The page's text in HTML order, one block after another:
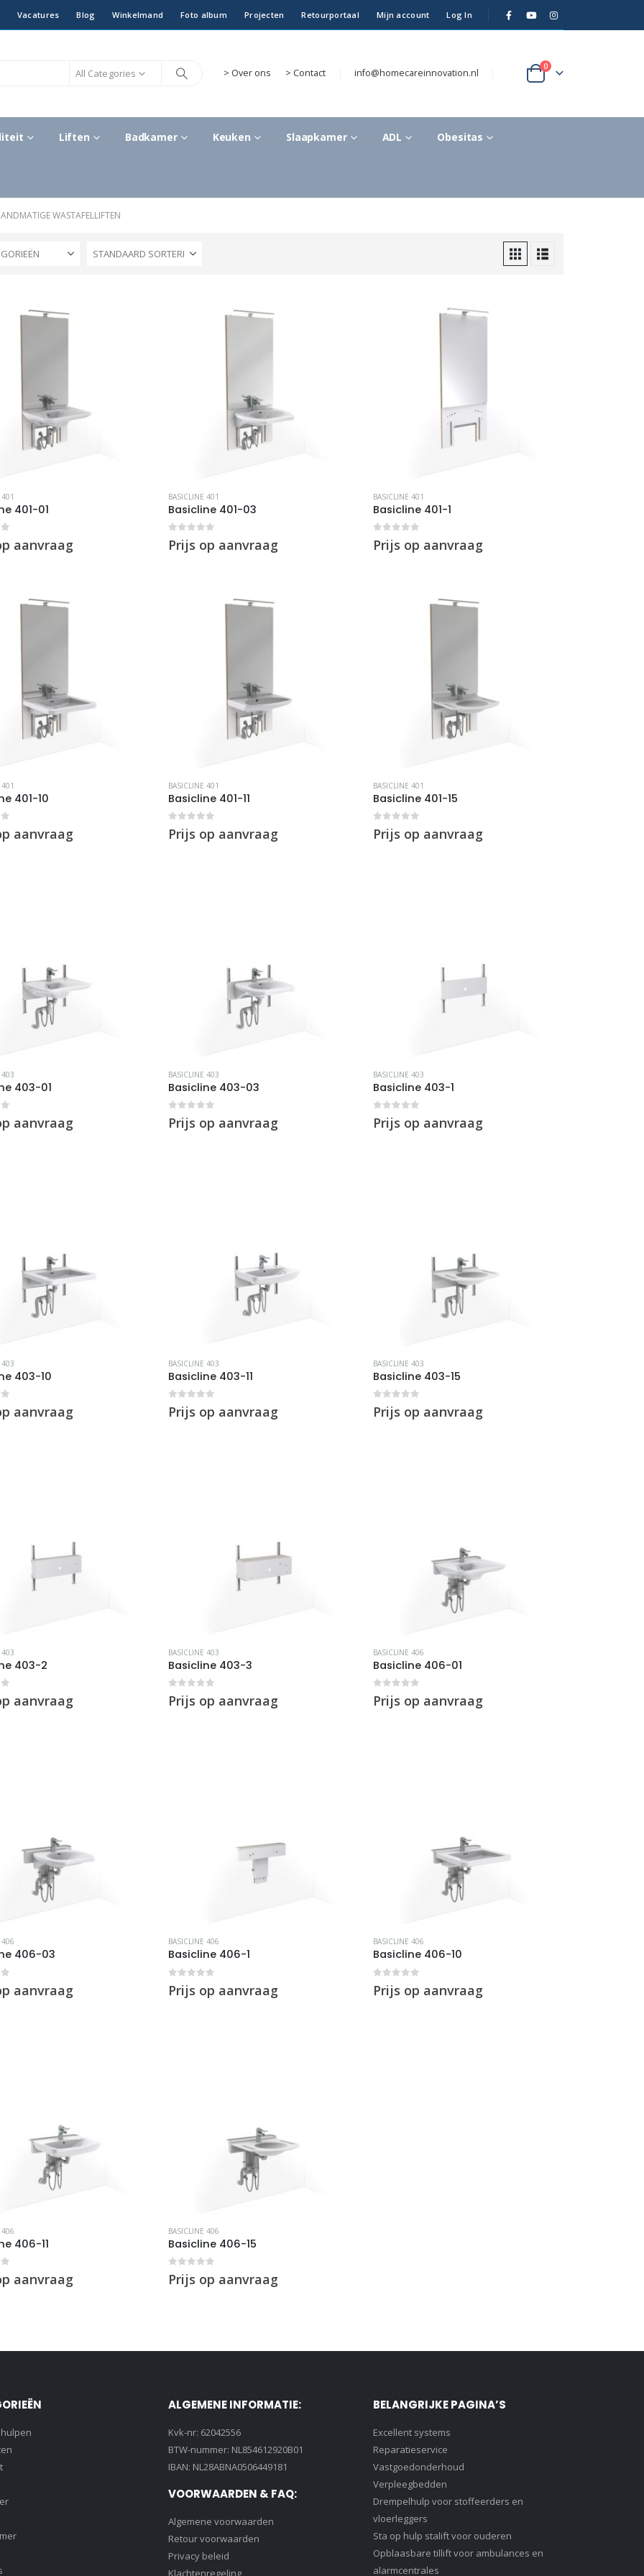
Vacatures Blog Winkelmand Foto album Projecten Retourportaal Mijn account Log In
All Categories > Over ons > Contact info@homecareinnovation.nl
0
Liften Badkamer Keuken Slaapkamer ADL Obesitas
WASTAFELLIFTEN
401-01
5aanvraag
BASICLINE 401
Basicline 401-03
out of 5
Prijs op aanvraag
BASICLINE 401
Basicline 401-1
out of 5
Prijs op aanvraag
401-10
5aanvraag
BASICLINE 401
Basicline 401-11
out of 5
Prijs op aanvraag
BASICLINE 401
Basicline 401-15
out of 5
Prijs op aanvraag
403
403-01
5aanvraag
BASICLINE 403
Basicline 403-03
out of 5
Prijs op aanvraag
BASICLINE 403
Basicline 403-1
out of 5
Prijs op aanvraag
403
403-10
5aanvraag
BASICLINE 403
Basicline 403-11
out of 5
Prijs op aanvraag
BASICLINE 403
Basicline 403-15
out of 5
Prijs op aanvraag
403
403-2
5aanvraag
BASICLINE 403
Basicline 403-3
out of 5
Prijs op aanvraag
BASICLINE 406
Basicline 406-01
out of 5
Prijs op aanvraag
406
406-03
aanvraag
BASICLINE 406
Basicline 406-1
Prijs op aanvraag
BASICLINE 406
Basicline 406-10
Prijs op aanvraag
406
406-11
5aanvraag
BASICLINE 406
Basicline 406-15
out of 5
Prijs op aanvraag
ALGEMENE INFORMATIE:
Kvk-nr: 62042556
BTW-nummer: NL854612920B01
IBAN: NL28ABNA0506449181
VOORWAARDEN & FAQ:
Algemene voorwaarden
Retour voorwaarden
Privacy beleid
Klachtenregeling
BELANGRIJKE PAGINA’S
Excellent systems
Reparatieservice
Vastgoedonderhoud
Verpleegbedden
Drempelhulp voor stoffeerders en
vloerleggers
Sta op hulp stalift voor ouderen
Opblaasbare tillift voor ambulances en
alarmcentrales